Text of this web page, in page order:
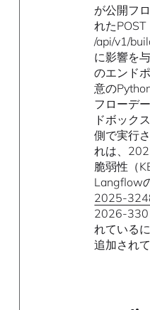
が公開フ
れたPOST
/api/v1/
に影響を
のエンド
意の
フローデ
ドボック
側で実行
れは、
脆弱性（
Langflow
2025-
2026-
れている
追加され